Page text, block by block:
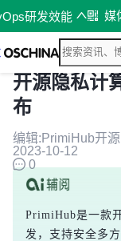
研发效能 媒
开源隐私计
布
编辑:PrimiHub开源
2023-10-12
0
PrimiHub是一款
发，支持安全多